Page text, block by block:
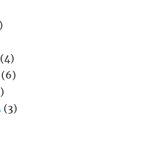
(4)
(6)
(3)